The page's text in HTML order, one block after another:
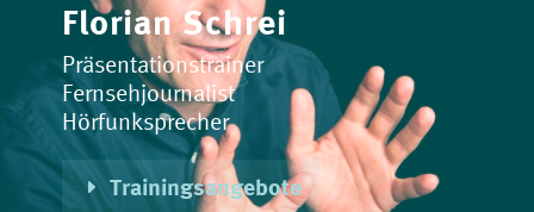
Florian Schrei
Präsentationstrainer
Fernsehjournalist
Hörfunksprecher
Trainingsangebote